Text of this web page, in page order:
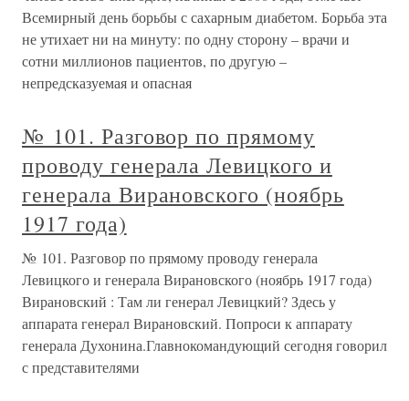
Всемирный день борьбы с сахарным диабетом. Борьба эта
не утихает ни на минуту: по одну сторону – врачи и
сотни миллионов пациентов, по другую –
непредсказуемая и опасная
№ 101. Разговор по прямому
проводу генерала Левицкого и
генерала Вирановского (ноябрь
1917 года)
№ 101. Разговор по прямому проводу генерала
Левицкого и генерала Вирановского (ноябрь 1917 года)
Вирановский : Там ли генерал Левицкий? Здесь у
аппарата генерал Вирановский. Попроси к аппарату
генерала Духонина.Главнокомандующий сегодня говорил
с представителями